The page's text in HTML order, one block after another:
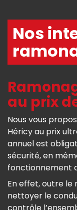
Nos
au prix
Nous vous
Héricy au prix
annuel est
sécurité, en
fonctionnement
En effet, outre le
nettoyer le